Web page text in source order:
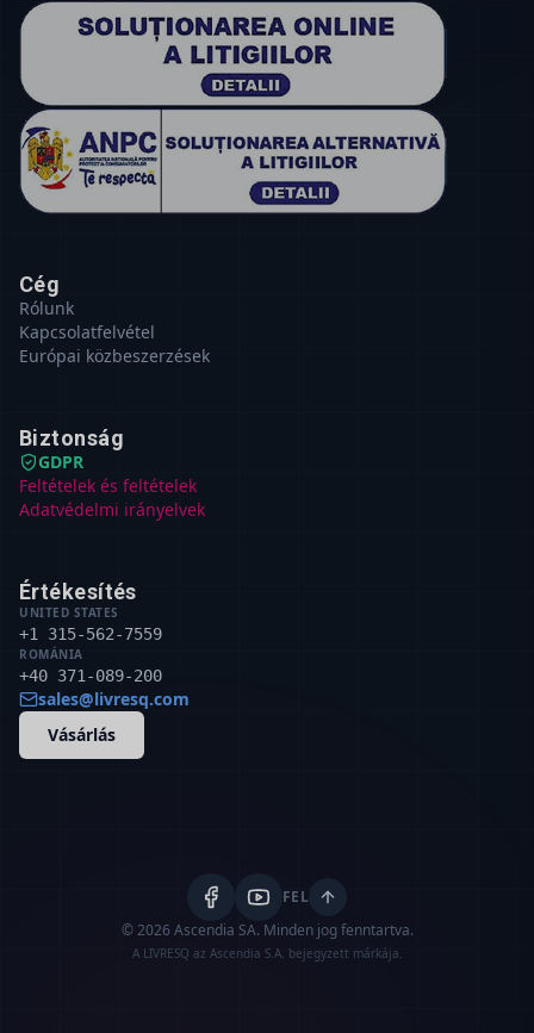
Cég
Rólunk
Kapcsolatfelvétel
Európai közbeszerzések
Biztonság
GDPR
Feltételek és feltételek
Adatvédelmi irányelvek
Értékesítés
UNITED STATES
+1 315-562-7559
ROMÁNIA
+40 371-089-200
sales@livresq.com
Vásárlás
FEL
© 2026 Ascendia SA. Minden jog fenntartva.
A LIVRESQ az Ascendia S.A. bejegyzett márkája.